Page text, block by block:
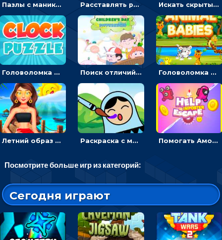
Пазлы с маникюром: собери идеальный рисунок для ногтей Расставлять резиновые кубики, чтобы делать поп-ит - гиперказуальные Искать скрытый алфавит на картинках с мультяшными героями - головоломка для детей
Головоломка с часами для детей: читать время по циферблату Поиск отличий на картинках с детьми - головоломка Головоломка Звери-малыши: открывай карточки по очереди, чтобы найти одинаковые
Летний образ для подруг: переодевать девочек для прогулки Раскраска с матрешками для девочек Помогать Амонг Ас бежать из комнаты через преграды - приключения
Посмотрите больше игр из категорий:
Сегодня играют